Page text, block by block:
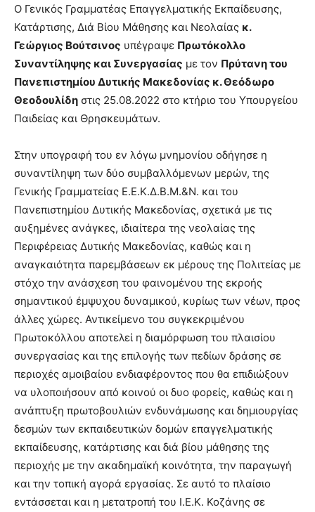
Ο Γενικός Γραμματέας Επαγγελματικής Εκπαίδευσης,
Κατάρτισης, Διά Βίου Μάθησης και Νεολαίας κ.
Γεώργιος Βούτσινος υπέγραψε Πρωτόκολλο
Συναντίληψης και Συνεργασίας με τον Πρύτανη του
Πανεπιστημίου Δυτικής Μακεδονίας κ. Θεόδωρο
Θεοδουλίδη στις 25.08.2022 στο κτήριο του Υπουργείου
Παιδείας και Θρησκευμάτων.
Στην υπογραφή του εν λόγω μνημονίου οδήγησε η
συναντίληψη των δύο συμβαλλόμενων μερών, της
Γενικής Γραμματείας Ε.Ε.Κ.Δ.Β.Μ.&Ν. και του
Πανεπιστημίου Δυτικής Μακεδονίας, σχετικά με τις
αυξημένες ανάγκες, ιδιαίτερα της νεολαίας της
Περιφέρειας Δυτικής Μακεδονίας, καθώς και η
αναγκαιότητα παρεμβάσεων εκ μέρους της Πολιτείας με
στόχο την ανάσχεση του φαινομένου της εκροής
σημαντικού έμψυχου δυναμικού, κυρίως των νέων, προς
άλλες χώρες. Αντικείμενο του συγκεκριμένου
Πρωτοκόλλου αποτελεί η διαμόρφωση του πλαισίου
συνεργασίας και της επιλογής των πεδίων δράσης σε
περιοχές αμοιβαίου ενδιαφέροντος που θα επιδιώξουν
να υλοποιήσουν από κοινού οι δυο φορείς, καθώς και η
ανάπτυξη πρωτοβουλιών ενδυνάμωσης και δημιουργίας
δεσμών των εκπαιδευτικών δομών επαγγελματικής
εκπαίδευσης, κατάρτισης και διά βίου μάθησης της
περιοχής με την ακαδημαϊκή κοινότητα, την παραγωγή
και την τοπική αγορά εργασίας. Σε αυτό το πλαίσιο
εντάσσεται και η μετατροπή του Ι.Ε.Κ. Κοζάνης σε